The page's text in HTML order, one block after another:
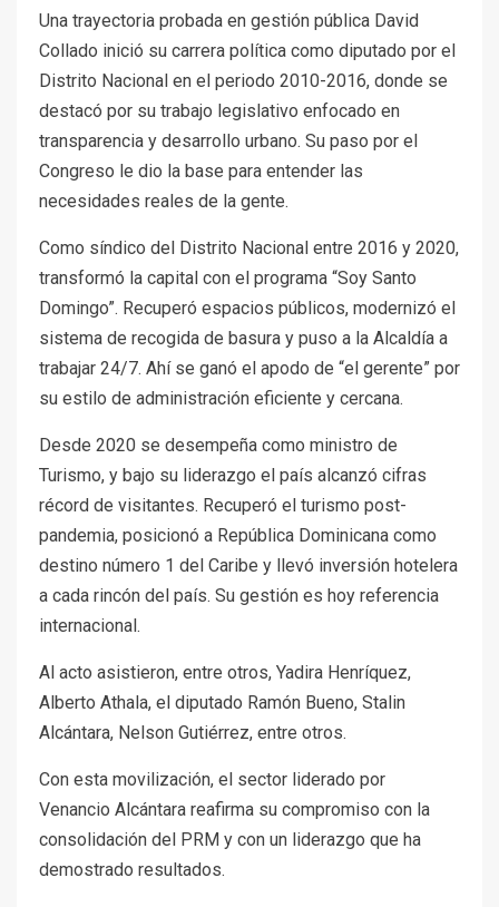
Una trayectoria probada en gestión pública David
Collado inició su carrera política como diputado por el
Distrito Nacional en el periodo 2010-2016, donde se
destacó por su trabajo legislativo enfocado en
transparencia y desarrollo urbano. Su paso por el
Congreso le dio la base para entender las
necesidades reales de la gente.
Como síndico del Distrito Nacional entre 2016 y 2020,
transformó la capital con el programa “Soy Santo
Domingo”. Recuperó espacios públicos, modernizó el
sistema de recogida de basura y puso a la Alcaldía a
trabajar 24/7. Ahí se ganó el apodo de “el gerente” por
su estilo de administración eficiente y cercana.
Desde 2020 se desempeña como ministro de
Turismo, y bajo su liderazgo el país alcanzó cifras
récord de visitantes. Recuperó el turismo post-
pandemia, posicionó a República Dominicana como
destino número 1 del Caribe y llevó inversión hotelera
a cada rincón del país. Su gestión es hoy referencia
internacional.
Al acto asistieron, entre otros, Yadira Henríquez,
Alberto Athala, el diputado Ramón Bueno, Stalin
Alcántara, Nelson Gutiérrez, entre otros.
Con esta movilización, el sector liderado por
Venancio Alcántara reafirma su compromiso con la
consolidación del PRM y con un liderazgo que ha
demostrado resultados.